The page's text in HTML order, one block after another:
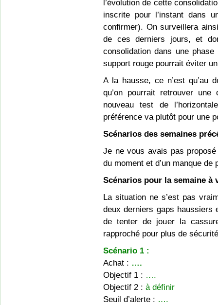
l’évolution de cette
inscrite pour l’instant dans
confirmer). On surveillera
de ces derniers jours, et
consolidation dans une
support rouge pourrait éviter
A la hausse, ce n’est qu’au
qu’on pourrait retrouver
nouveau test de
préférence va plutôt pour une
Scénarios des semaines
Je ne vous avais pas
du moment et d’un manque
Scénarios pour la semaine à
La situation ne s’est pas
deux derniers gaps haussiers
de tenter de jouer la
rapproché pour plus de
Scénario 1 :
Achat : ….
Objectif 1 : ….
Objectif 2 : à définir
Seuil d’alerte : ….